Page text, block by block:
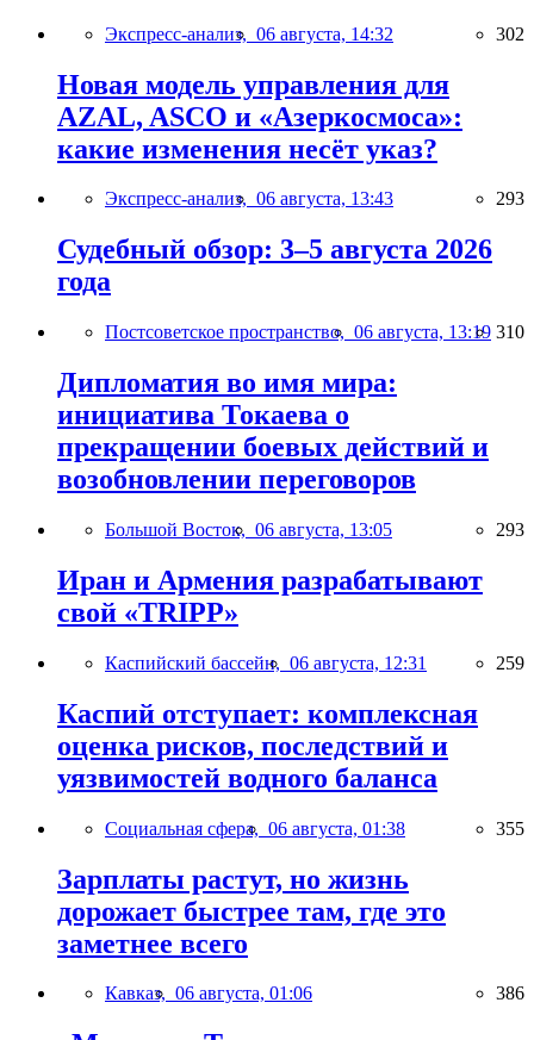
Экспресс-анализ, 06 августа, 14:32 302
Новая модель управления для
AZAL, ASCO и «Азеркосмоса»:
какие изменения несёт указ?
Экспресс-анализ, 06 августа, 13:43 293
Судебный обзор: 3–5 августа 2026
года
Постсоветское пространство, 06 августа, 13:19 310
Дипломатия во имя мира:
инициатива Токаева о
прекращении боевых действий и
возобновлении переговоров
Большой Восток, 06 августа, 13:05 293
Иран и Армения разрабатывают
свой «TRIPP»
Каспийский бассейн, 06 августа, 12:31 259
Каспий отступает: комплексная
оценка рисков, последствий и
уязвимостей водного баланса
Социальная сфера, 06 августа, 01:38 355
Зарплаты растут, но жизнь
дорожает быстрее там, где это
заметнее всего
Кавказ, 06 августа, 01:06 386